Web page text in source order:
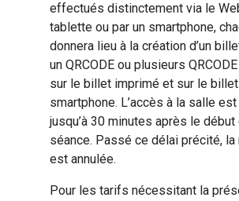
effectués distinctement via le
tablette ou par un smartphone,
donnera lieu à la création d’un
un QRCODE ou plusieurs
sur le billet imprimé et sur le
smartphone. L’accès à la salle
jusqu’à 30 minutes après le début
séance. Passé ce délai précité,
est annulée.
Pour les tarifs nécessitant la